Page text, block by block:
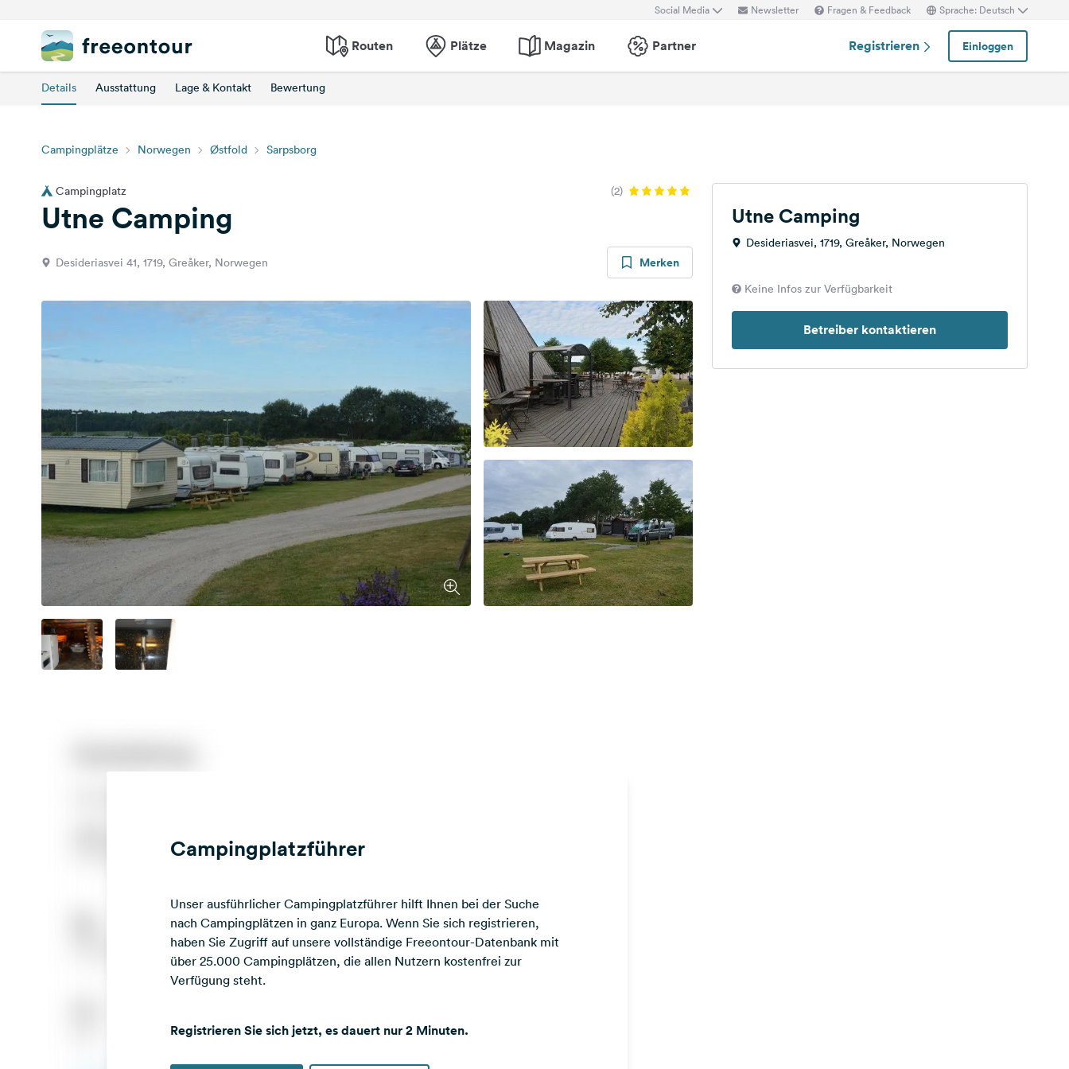
Social Media Newsletter Fragen & Feedback Sprache: Deutsch
Routen Plätze Magazin Partner Registrieren Einloggen
Details Ausstattung Lage & Kontakt Bewertung
Campingplätze Norwegen Østfold Sarpsborg
Campingplatz (2)
Utne Camping
Desideriasvei 41, 1719, Greåker, Norwegen Merken
Campingplatzführer
Unser ausführlicher Campingplatzführer hilft Ihnen bei der Suche
nach Campingplätzen in ganz Europa. Wenn Sie sich registrieren,
haben Sie Zugriff auf unsere vollständige Freeontour-Datenbank mit
über 25.000 Campingplätzen, die allen Nutzern kostenfrei zur
Verfügung steht.
Registrieren Sie sich jetzt, es dauert nur 2 Minuten.
Utne Camping
Desideriasvei, 1719, Greåker, Norwegen
Keine Infos zur Verfügbarkeit
Betreiber kontaktieren